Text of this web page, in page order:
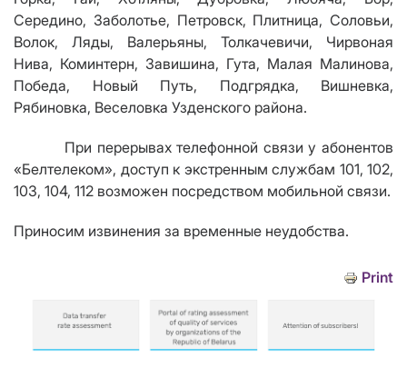
Середино, Заболотье, Петровск, Плитница, Соловьи,
Волок, Ляды, Валерьяны, Толкачевичи, Чирвоная
Нива, Коминтерн, Завишина, Гута, Малая Малинова,
Победа, Новый Путь, Подгрядка, Вишневка,
Рябиновка, Веселовка Узденского района.
При перерывах телефонной связи у абонентов
«Белтелеком», доступ к экстренным службам 101, 102,
103, 104, 112 возможен посредством мобильной связи.
Приносим извинения за временные неудобства.
Print